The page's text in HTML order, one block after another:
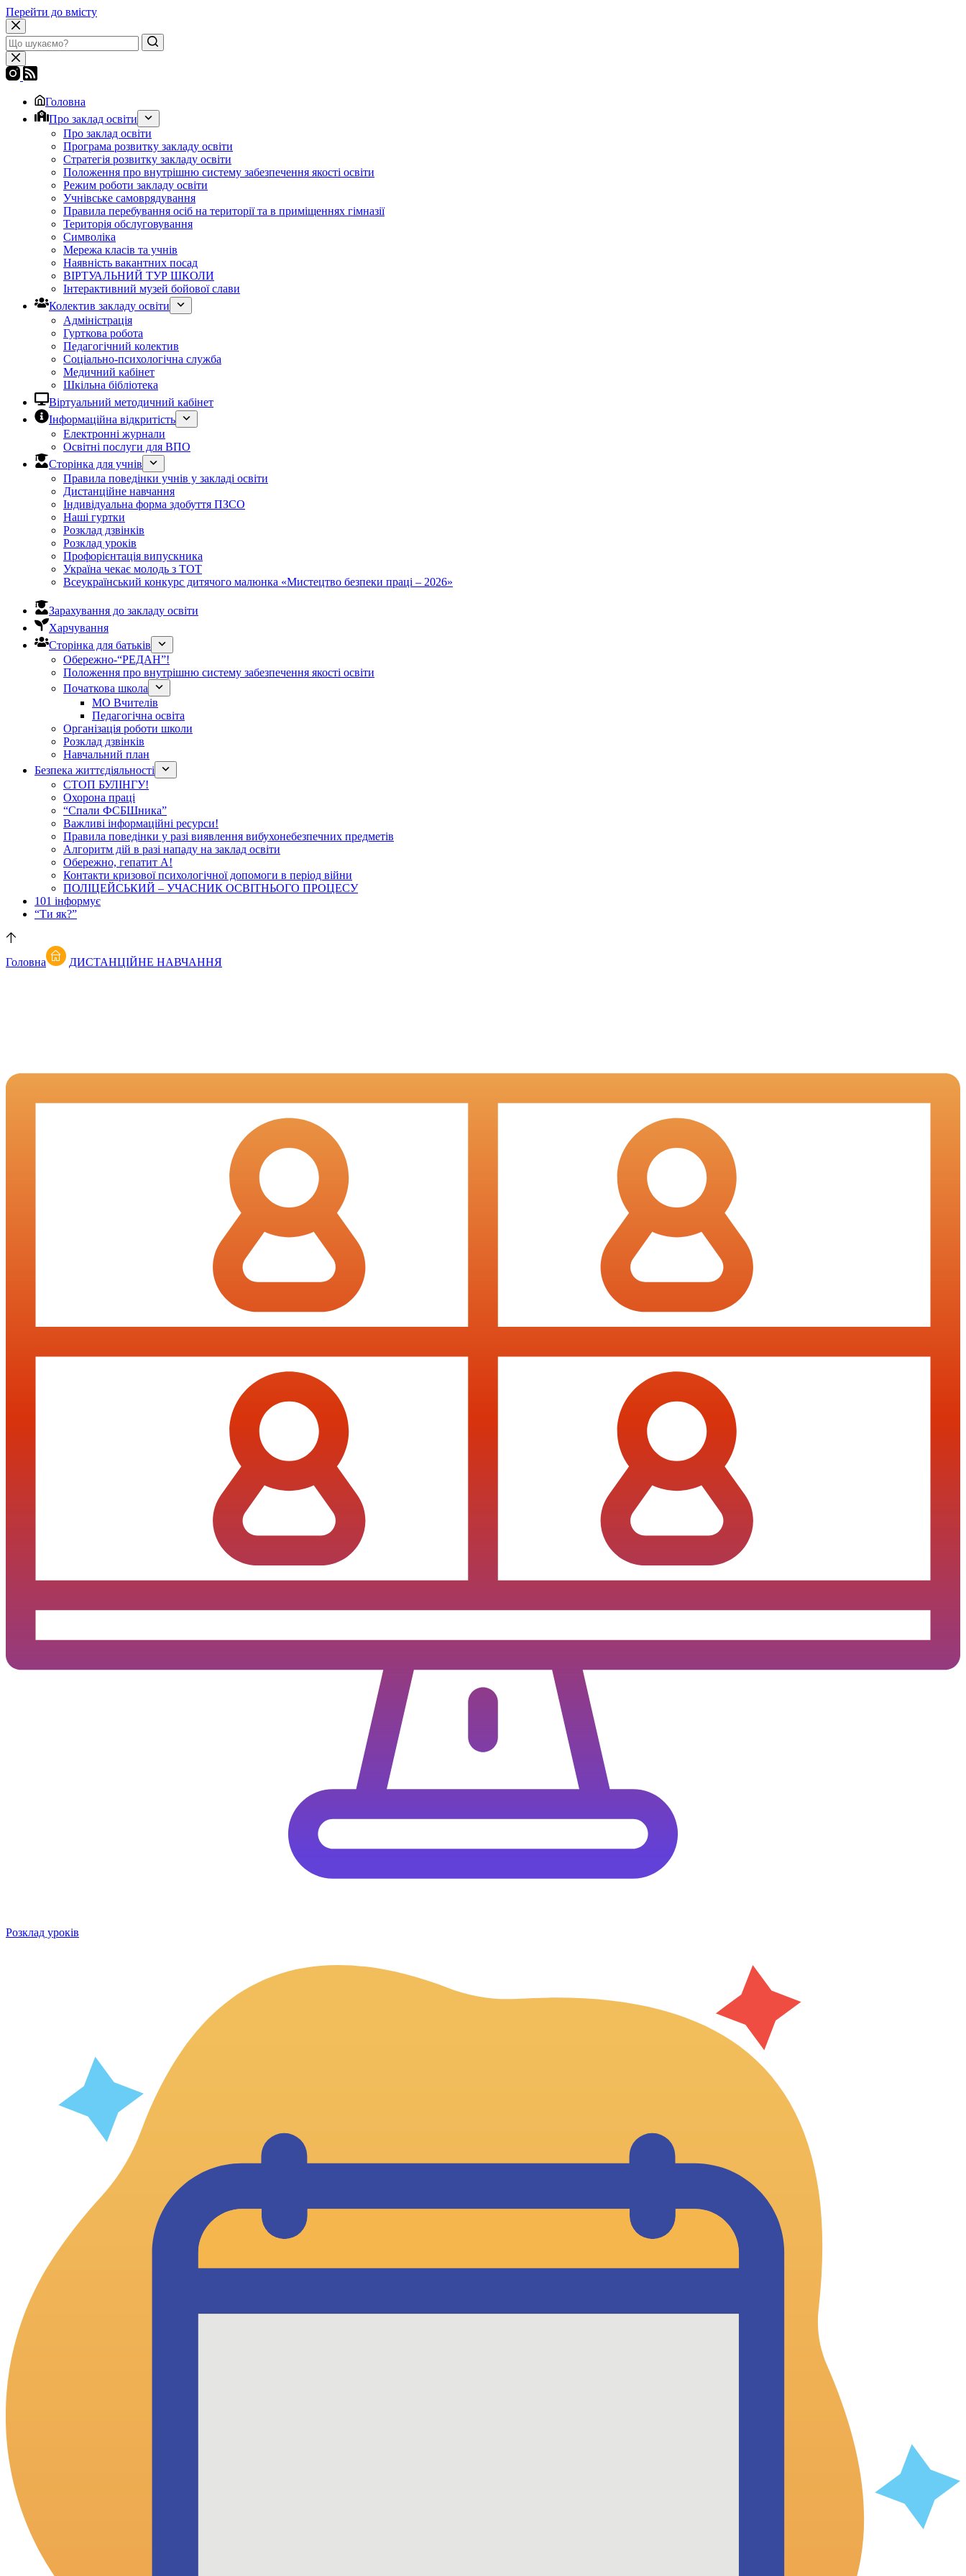
Перейти до вмісту
Головна
Про заклад освіти
Про заклад освіти
Програма розвитку закладу освіти
Стратегія розвитку закладу освіти
Положення про внутрішню систему забезпечення якості освіти
Режим роботи закладу освіти
Учнівське самоврядування
Правила перебування осіб на території та в приміщеннях гімназії
Територія обслуговування
Символіка
Мережа класів та учнів
Наявність вакантних посад
ВІРТУАЛЬНИЙ ТУР ШКОЛИ
Інтерактивний музей бойової слави
Колектив закладу освіти
Адміністрація
Гурткова робота
Педагогічний колектив
Соціально-психологічна служба
Медичний кабінет
Шкільна бібліотека
Віртуальний методичний кабінет
Інформаційна відкритість
Електронні журнали
Освітні послуги для ВПО
Сторінка для учнів
Правила поведінки учнів у закладі освіти
Дистанційне навчання
Індивідуальна форма здобуття ПЗСО
Наші гуртки
Розклад дзвінків
Розклад уроків
Профорієнтація випускника
Україна чекає молодь з ТОТ
Всеукраїнський конкурс дитячого малюнка «Мистецтво безпеки праці – 2026»
Зарахування до закладу освіти
Харчування
Сторінка для батьків
Обережно-“РЕДАН”!
Положення про внутрішню систему забезпечення якості освіти
Початкова школа
МО Вчителів
Педагогічна освіта
Організація роботи школи
Розклад дзвінків
Навчальний план
Безпека життєдіяльності
СТОП БУЛІНГУ!
Охорона праці
“Спали ФСБШника”
Важливі інформаційні ресурси!
Правила поведінки у разі виявлення вибухонебезпечних предметів
Алгоритм дій в разі нападу на заклад освіти
Обережно, гепатит А!
Контакти кризової психологічної допомоги в період війни
ПОЛІЦЕЙСЬКИЙ – УЧАСНИК ОСВІТНЬОГО ПРОЦЕСУ
101 інформує
“Ти як?”
Головна ДИСТАНЦІЙНЕ НАВЧАННЯ
Розклад уроків